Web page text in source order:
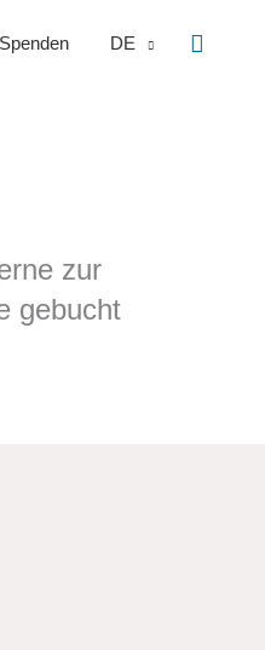
Spenden DE
zur
gebucht